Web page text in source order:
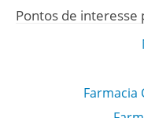
Pontos de interesse
Farmacia